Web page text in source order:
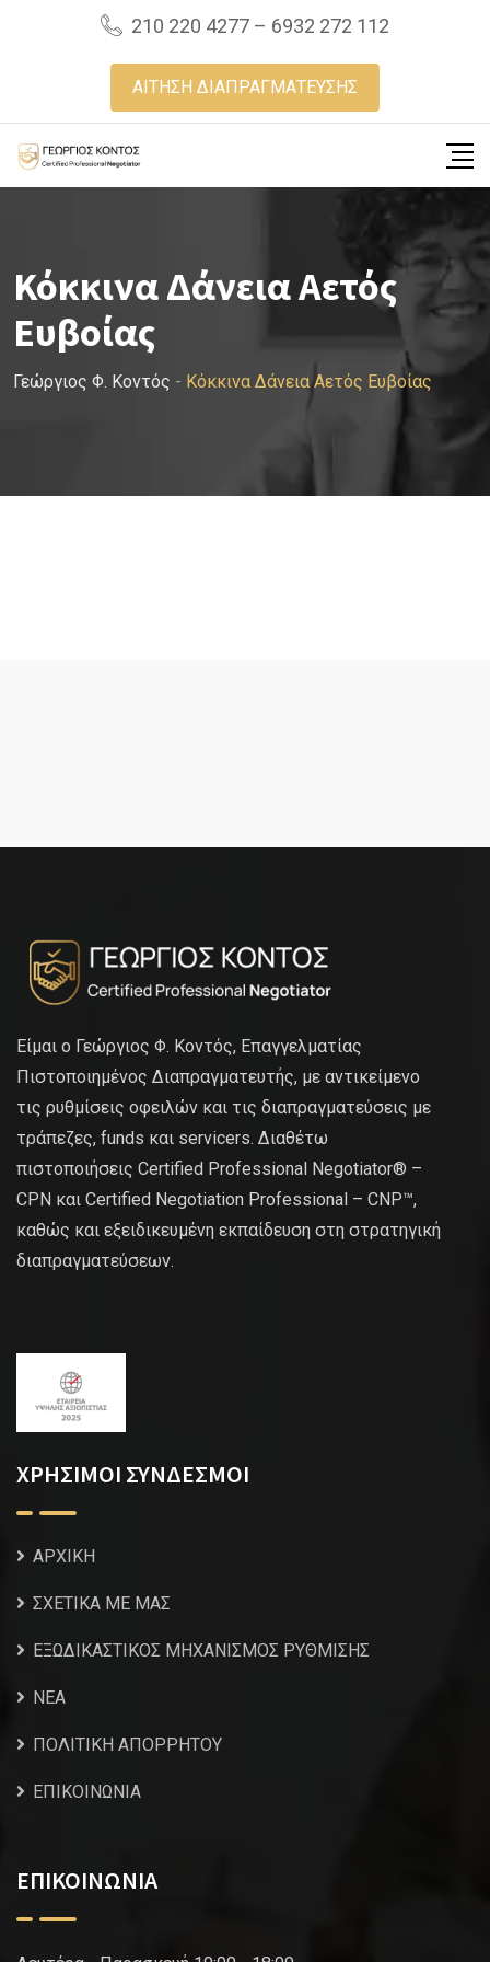
210 220 4277 – 6932 272 112
ΑΙΤΗΣΗ ΔΙΑΠΡΑΓΜΑΤΕΥΣΗΣ
Κόκκινα Δάνεια Αετός
Ευβοίας
Γεώργιος Φ. Κοντός - Κόκκινα Δάνεια Αετός Ευβοίας
Είμαι ο Γεώργιος Φ. Κοντός, Επαγγελματίας
Πιστοποιημένος Διαπραγματευτής, με αντικείμενο
τις ρυθμίσεις οφειλών και τις διαπραγματεύσεις με
τράπεζες, funds και servicers. Διαθέτω
πιστοποιήσεις Certified Professional Negotiator® –
CPN και Certified Negotiation Professional – CNP™,
καθώς και εξειδικευμένη εκπαίδευση στη στρατηγική
διαπραγματεύσεων.
ΧΡΗΣΙΜΟΙ ΣΥΝΔΕΣΜΟΙ
ΑΡΧΙΚΗ
ΣΧΕΤΙΚΑ ΜΕ ΜΑΣ
ΕΞΩΔΙΚΑΣΤΙΚΟΣ ΜΗΧΑΝΙΣΜΟΣ ΡΥΘΜΙΣΗΣ
NEA
ΠΟΛΙΤΙΚΗ ΑΠΟΡΡΗΤΟΥ
ΕΠΙΚΟΙΝΩΝΙΑ
ΕΠΙΚΟΙΝΩΝΙΑ